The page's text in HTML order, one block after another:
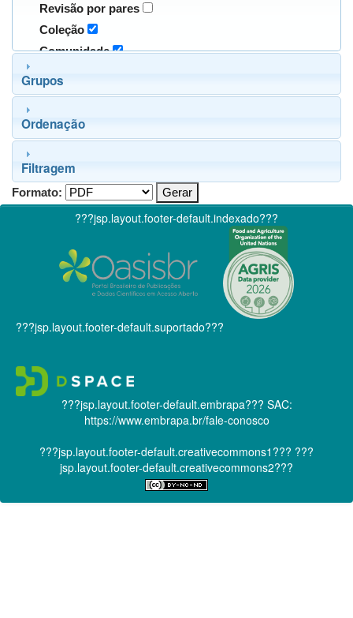
Revisão por pares
Coleção
Comunidade
Grupos
Ordenação
Filtragem
Formato:
???jsp.layout.footer-default.indexado???
???jsp.layout.footer-default.suportado???
???jsp.layout.footer-default.embrapa??? SAC:
https://www.embrapa.br/fale-conosco
???jsp.layout.footer-default.creativecommons1??? ???
jsp.layout.footer-default.creativecommons2???